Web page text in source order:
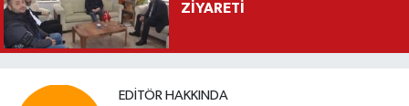
ZİYARETİ
EDITÖR HAKKINDA